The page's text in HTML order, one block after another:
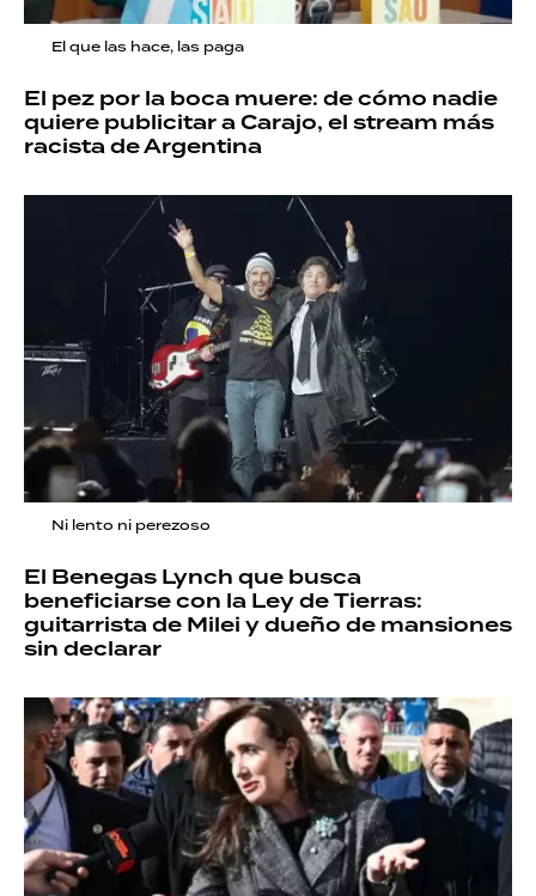
El que las hace, las paga
El pez por la boca muere: de cómo nadie
quiere publicitar a Carajo, el stream más
racista de Argentina
Ni lento ni perezoso
El Benegas Lynch que busca
beneficiarse con la Ley de Tierras:
guitarrista de Milei y dueño de mansiones
sin declarar